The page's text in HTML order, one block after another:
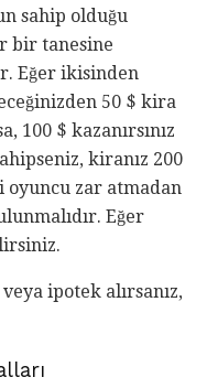
sahip olduğu
bir tanesine
Eğer ikisinden
50 $ kira
100 $ kazanırsınız
kiranız 200
oyuncu zar atmadan
Eğer
ipotek alırsanız,